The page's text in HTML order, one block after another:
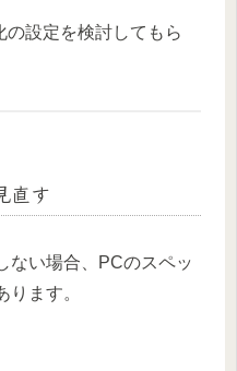
設定を検討してもら
直す
ない場合、PCのスペッ
ります。